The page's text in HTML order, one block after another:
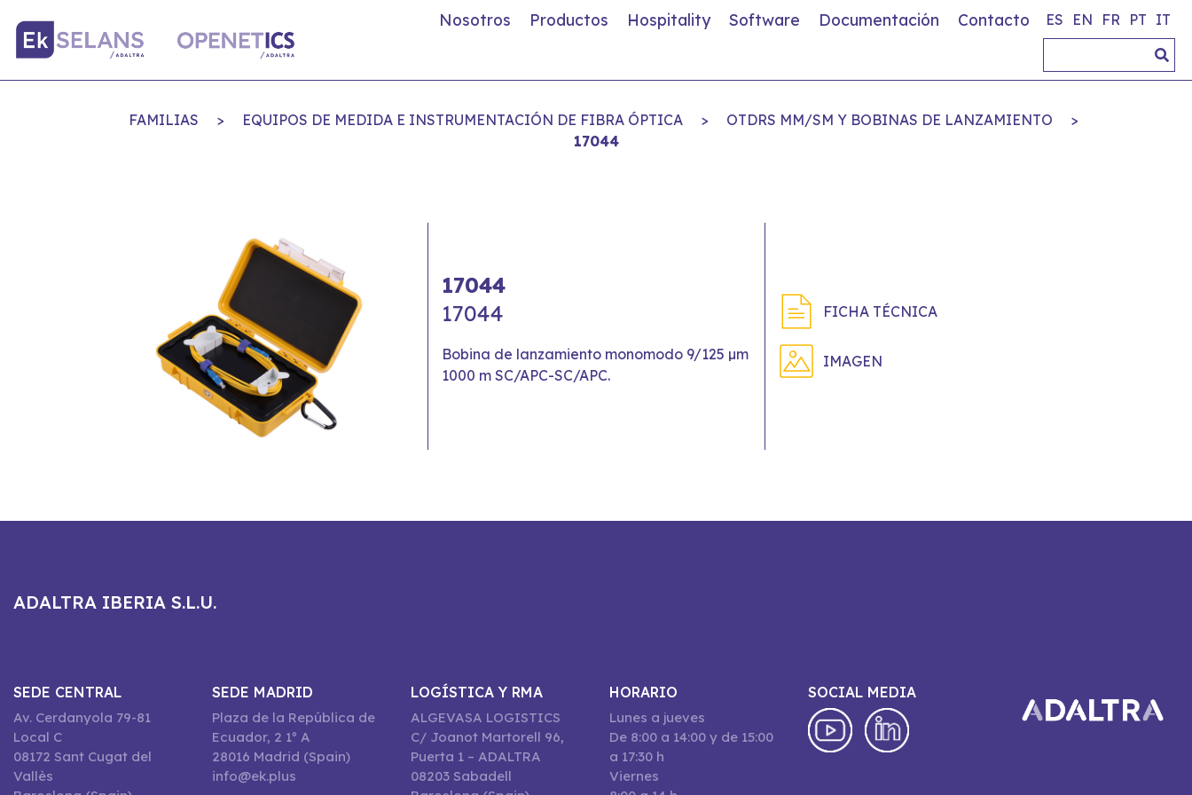
Nosotros Productos Hospitality Software Documentación Contacto ES EN FR PT IT
FAMILIAS > EQUIPOS DE MEDIDA E INSTRUMENTACIÓN DE FIBRA ÓPTICA > OTDRS MM/SM Y BOBINAS DE LANZAMIENTO
>
17044
17044
17044
Bobina de lanzamiento monomodo 9/125 µm
1000 m SC/APC-SC/APC.
FICHA TÉCNICA
IMAGEN
ADALTRA IBERIA S.L.U.
SEDE CENTRAL
Av. Cerdanyola 79-81
Local C
08172 Sant Cugat del
Vallès
SEDE MADRID
Plaza de la República de
Ecuador, 2 1º A
28016 Madrid (Spain)
info@ek.plus
LOGÍSTICA Y RMA
ALGEVASA LOGISTICS
C/ Joanot Martorell 96,
Puerta 1 – ADALTRA
08203 Sabadell
HORARIO
Lunes a jueves
De 8:00 a 14:00 y de 15:00
a 17:30 h
Viernes
SOCIAL MEDIA